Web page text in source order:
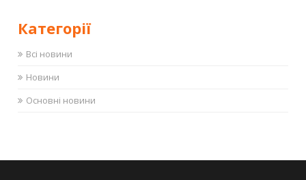
Категорії
Всі новини
Новини
Основні новини